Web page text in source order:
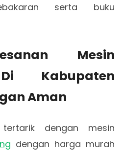
serta buku
Mesin
Kabupaten
Aman
dengan mesin
dengan harga murah